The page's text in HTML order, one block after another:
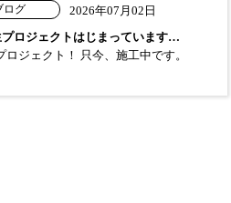
ログ
2026年07月02日
ロジェクトはじまっています…
ロジェクト！ 只今、施工中です。